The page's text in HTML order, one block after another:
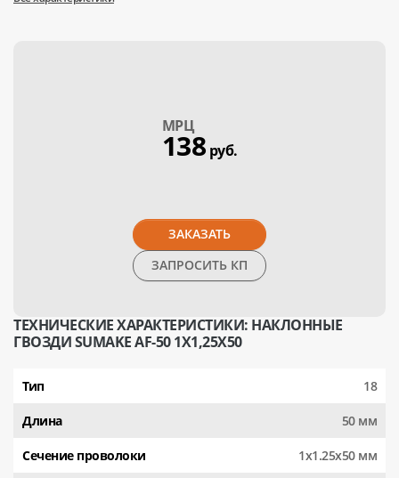
МPЦ
138 руб.
ЗАКАЗАТЬ
ЗАПРОСИТЬ КП
ТЕХНИЧЕСКИЕ ХАРАКТЕРИСТИКИ: НАКЛОННЫЕ
ГВОЗДИ SUMAKE AF-50 1X1,25X50
Тип 18
Длина 50 мм
Сечение проволоки 1x1.25x50 мм